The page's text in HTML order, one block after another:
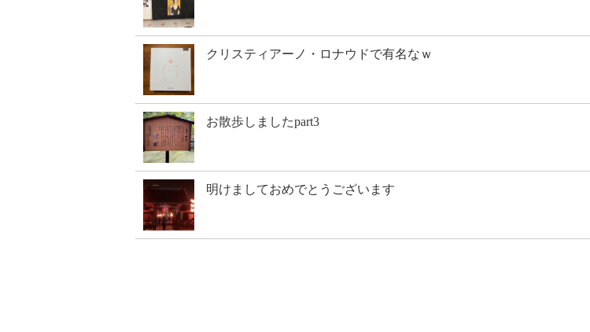
クリスティアーノ・ロナウドで有名なｗ
お散歩しましたpart3
明けましておめでとうございます